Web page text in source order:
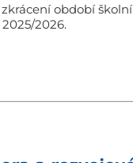
období
2026.